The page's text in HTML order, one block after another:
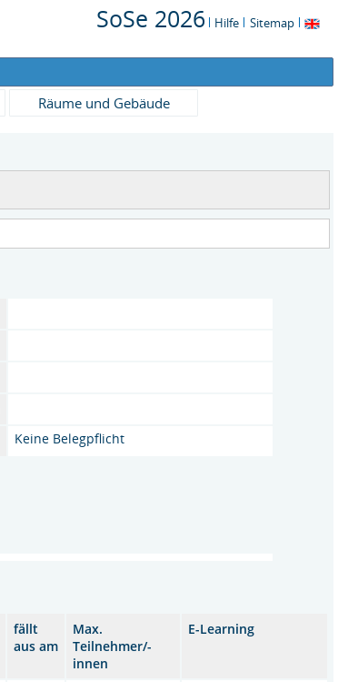
SoSe 2026 Hilfe Sitemap
Räume und Gebäude
Keine Belegpflicht
fällt
aus am
Max.
Teilnehmer/-
innen
E-Learning